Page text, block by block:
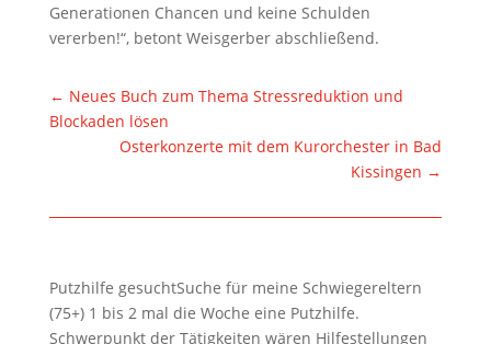
Generationen Chancen und keine Schulden
vererben!“, betont Weisgerber abschließend.
← Neues Buch zum Thema Stressreduktion und
Blockaden lösen
Osterkonzerte mit dem Kurorchester in Bad
Kissingen →
Putzhilfe gesuchtSuche für meine Schwiegereltern
(75+) 1 bis 2 mal die Woche eine Putzhilfe.
Schwerpunkt der Tätigkeiten wären Hilfestellungen